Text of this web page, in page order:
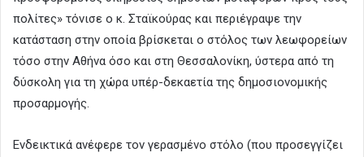
πολίτες» τόνισε ο κ. Σταϊκούρας και περιέγραψε την
κατάσταση στην οποία βρίσκεται ο στόλος των λεωφορείων
τόσο στην Αθήνα όσο και στη Θεσσαλονίκη, ύστερα από τη
δύσκολη για τη χώρα υπέρ-δεκαετία της δημοσιονομικής
προσαρμογής.
Ενδεικτικά ανέφερε τον γερασμένο στόλο (που προσεγγίζει